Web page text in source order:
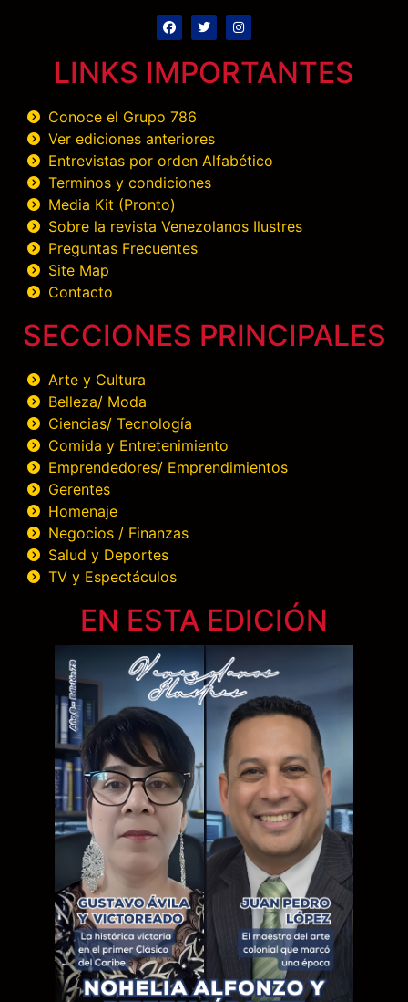
LINKS IMPORTANTES
Conoce el Grupo 786
Ver ediciones anteriores
Entrevistas por orden Alfabético
Terminos y condiciones
Media Kit (Pronto)
Sobre la revista Venezolanos Ilustres
Preguntas Frecuentes
Site Map
Contacto
SECCIONES PRINCIPALES
Arte y Cultura
Belleza/ Moda
Ciencias/ Tecnología
Comida y Entretenimiento
Emprendedores/ Emprendimientos
Gerentes
Homenaje
Negocios / Finanzas
Salud y Deportes
TV y Espectáculos
EN ESTA EDICIÓN